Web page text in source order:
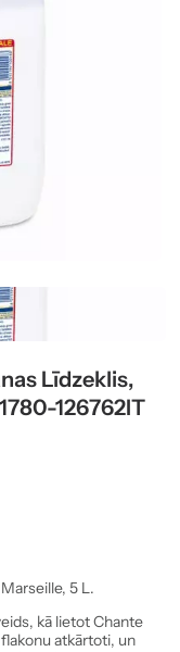
Līdzeklis,
126762IT
5 L.
kā lietot Chante
atkārtoti, un